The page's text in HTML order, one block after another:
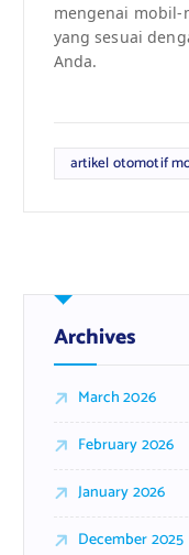
mengenai
yang sesuai
Anda.
artikel otomotif
Archives
March 2026
February 2026
January 2026
December 2025